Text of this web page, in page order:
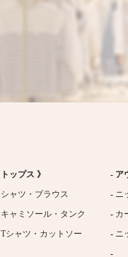
トップス 》 ア
シャツ・ブラウス ニ
キャミソール・タンク カ
Tシャツ・カットソー ニ